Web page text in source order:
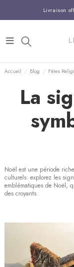
Livraison
Accueil Blog Fêtes
La
Noël est une période
culturels. explorez les
emblématiques de Noël,
des croyants.